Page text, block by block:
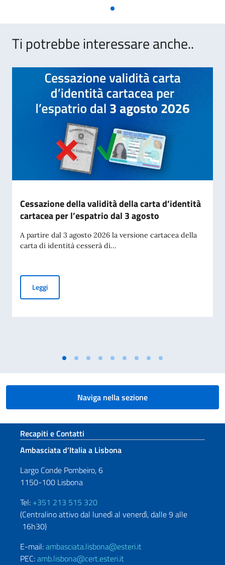
Ti potrebbe interessare anche..
Cessazione della validità della carta d’identità
cartacea per l’espatrio dal 3 agosto
A partire dal 3 agosto 2026 la versione cartacea della
carta di identità cesserà di...
LeggiCessazione della validità della carta d’identità cartacea
Naviga nella sezione
Sezione footer
Recapiti e Contatti
Ambasciata d’Italia a Lisbona
Largo Conde Pombeiro, 6
1150-100 Lisbona
Tel: +351 213 515 320
(Centralino attivo dal lunedì al venerdì, dalle 9 alle
16h30)
E-mail:ambasciata.lisbona@esteri.it
PEC:amb.lisbona@cert.esteri.it